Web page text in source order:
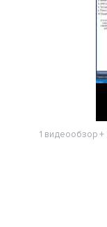
1 видеообзор